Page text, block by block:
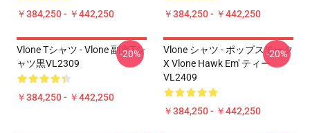
￥384,250 - ￥442,250 ￥384,250 - ￥442,250
Vlone Tシャツ - Vlone 副市Tシ
ャツ黒VL2309
￥384,250 - ￥442,250
-20%
Vlone シャツ - ポップスモーク
X Vlone Hawk Em' ティー
VL2409
￥384,250 - ￥442,250
-20%